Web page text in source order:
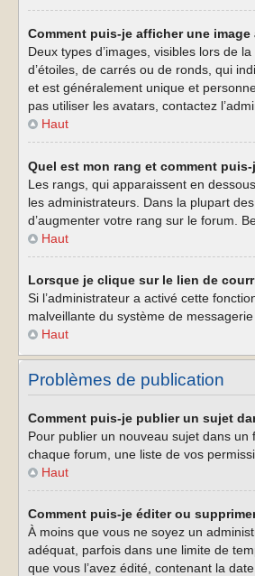
Comment puis-je afficher une
Deux types d’images, visibles lors de
d’étoiles, de carrés ou de ronds, qui
et est généralement unique et
pas utiliser les avatars, contactez
Haut
Quel est mon rang et comment
Les rangs, qui apparaissent en
les administrateurs. Dans la plupart
d’augmenter votre rang sur le forum.
Haut
Lorsque je clique sur le lien de
Si l’administrateur a activé cette
malveillante du système de
Haut
Problèmes de publication
Comment puis-je publier un sujet
Pour publier un nouveau sujet dans
chaque forum, une liste de vos
Haut
Comment puis-je éditer ou
À moins que vous ne soyez un
adéquat, parfois dans une limite de
que vous l’avez édité, contenant la